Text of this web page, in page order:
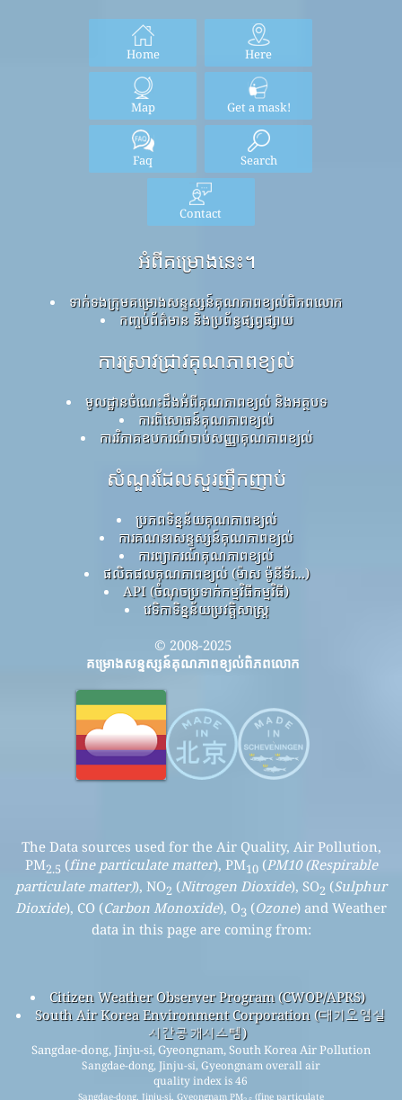
Home Here
Map Get a mask!
Faq Search
Contact
អំពីគម្រោងនេះ។
ទាក់ទងក្រុមគម្រោងសន្ទស្សន៍គុណភាពខ្យល់ពិភពលោក
កញ្ចប់ព័ត៌មាន និងប្រព័ន្ធផ្សព្វផ្សាយ
ការស្រាវជ្រាវគុណភាពខ្យល់
មូលដ្ឋានចំណេះដឹងអំពីគុណភាពខ្យល់ និងអត្ថបទ
ការពិសោធន៍គុណភាពខ្យល់
ការវិភាគឧបករណ៍ចាប់សញ្ញាគុណភាពខ្យល់
សំណួរដែលសួរញឹកញាប់
ប្រភពទិន្នន័យគុណភាពខ្យល់
ការគណនាសន្ទស្សន៍គុណភាពខ្យល់
ការព្យាករណ៍គុណភាពខ្យល់
ផលិតផលគុណភាពខ្យល់ (ម៉ាស ម៉ូនីទ័រ...)
API (ចំណុចប្រទាក់កម្មវិធីកម្មវិធី)
វេទិកាទិន្នន័យប្រវត្តិសាស្ត្រ
© 2008-2025
គម្រោងសន្ទស្សន៍គុណភាពខ្យល់ពិភពលោក
The Data sources used for the Air Quality, Air Pollution,
PM2.5 (fine particulate matter), PM10(PM10 (Respirable
particulate matter)), NO2 (Nitrogen Dioxide), SO2 (Sulphur
Dioxide), CO (Carbon Monoxide), O3 (Ozone) and Weather
data in this page are coming from:
Citizen Weather Observer Program (CWOP/APRS)
South Air Korea Environment Corporation (대기오염실
시간공개시스템)
Sangdae-dong, Jinju-si, Gyeongnam, South Korea Air Pollution
Sangdae-dong, Jinju-si, Gyeongnam overall air
quality index is 46
Sangdae-dong, Jinju-si, Gyeongnam PM (fine particulate